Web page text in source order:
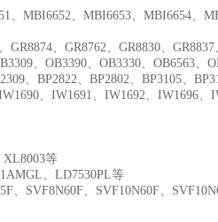
MBI6652、MBI6653、MBI6654、
、GR8762、GR8830、GR8837
、OB3390、OB3330、OB6563、
、BP2822、BP2802、BP3105、
、IW1691、IW1692、IW1696、
XL8003等
、LD7530PL等
、SVF8N60F、SVF10N60F、